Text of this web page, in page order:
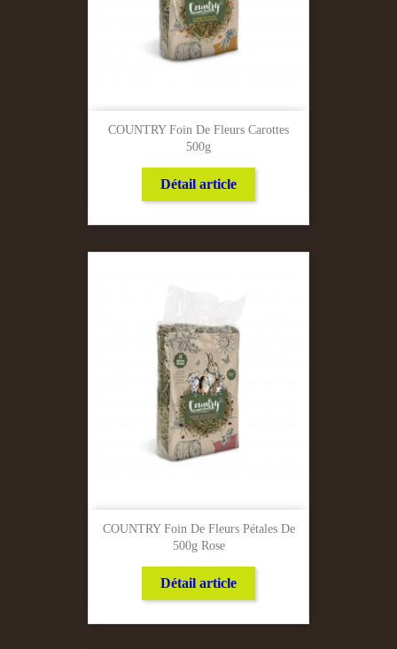
COUNTRY Foin De Fleurs Carottes
500g
Détail article
COUNTRY Foin De Fleurs Pétales De
500g Rose
Détail article